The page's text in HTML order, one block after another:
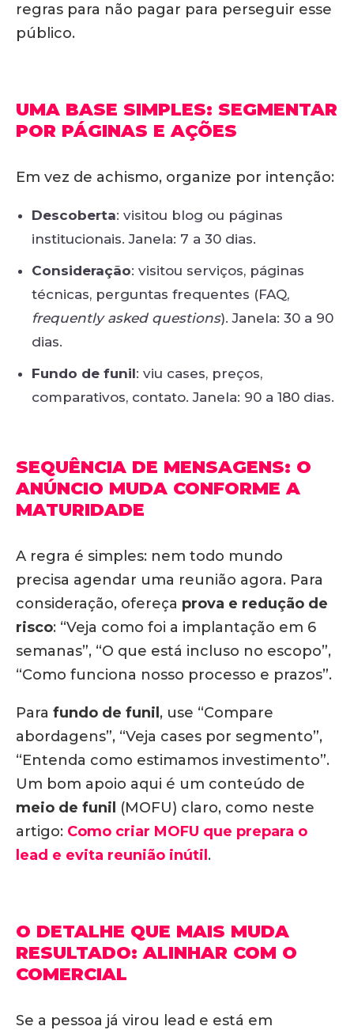
regras para não pagar para perseguir esse
público.
UMA BASE SIMPLES: SEGMENTAR
POR PÁGINAS E AÇÕES
Em vez de achismo, organize por intenção:
Descoberta: visitou blog ou páginas
institucionais. Janela: 7 a 30 dias.
Consideração: visitou serviços, páginas
técnicas, perguntas frequentes (FAQ,
frequently asked questions). Janela: 30 a 90
dias.
Fundo de funil: viu cases, preços,
comparativos, contato. Janela: 90 a 180 dias.
SEQUÊNCIA DE MENSAGENS: O
ANÚNCIO MUDA CONFORME A
MATURIDADE
A regra é simples: nem todo mundo
precisa agendar uma reunião agora. Para
consideração, ofereça prova e redução de
risco: “Veja como foi a implantação em 6
semanas”, “O que está incluso no escopo”,
“Como funciona nosso processo e prazos”.
Para fundo de funil , use “Compare
abordagens”, “Veja cases por segmento”,
“Entenda como estimamos investimento”.
Um bom apoio aqui é um conteúdo de
meio de funil (MOFU) claro, como neste
artigo: Como criar MOFU que prepara o
lead e evita reunião inútil .
O DETALHE QUE MAIS MUDA
RESULTADO: ALINHAR COM O
COMERCIAL
Se a pessoa já virou lead e está em